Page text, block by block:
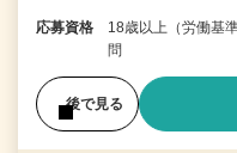
応募資格
18歳以上（労働基
問
後で見る